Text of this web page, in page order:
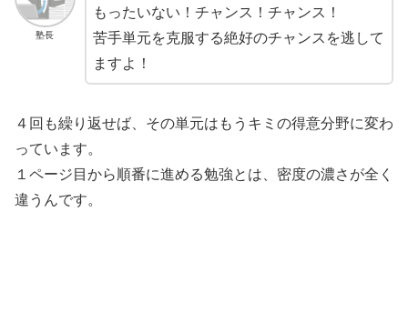
塾長
もったいない！チャンス！チャンス！
苦手単元を克服する絶好のチャンスを逃して
ますよ！
４回も繰り返せば、その単元はもうキミの得意分野に変わ
っています。
１ページ目から順番に進める勉強とは、密度の濃さが全く
違うんです。